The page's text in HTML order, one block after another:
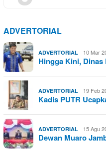
ADVERTORIAL
ADVERTORIAL 10 Mar
Hingga Kini,
ADVERTORIAL 19 Feb
Kadis PUTR
ADVERTORIAL 15 Agu
Dewan Muaro